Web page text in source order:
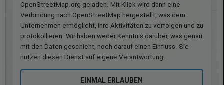
OpenStreetMap.org geladen. Mit Klick wird dann eine
Verbindung nach OpenStreetMap hergestellt, was dem
Unternehmen ermöglicht, Ihre Aktivitäten zu verfolgen und zu
protokollieren. Wir haben weder Kenntnis darüber, was genau
mit den Daten geschieht, noch darauf einen Einfluss. Sie
nutzen diesen Dienst auf eigene Verantwortung.
EINMAL ERLAUBEN